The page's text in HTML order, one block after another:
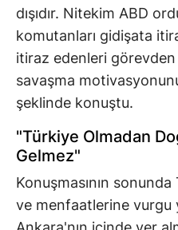
dışıdır. Nitekim ABD
komutanları gidişata
itiraz edenleri görevden
savaşma
şeklinde konuştu.
"Türkiye Olmadan
Gelmez"
Konuşmasının
ve menfaatlerine vurgu